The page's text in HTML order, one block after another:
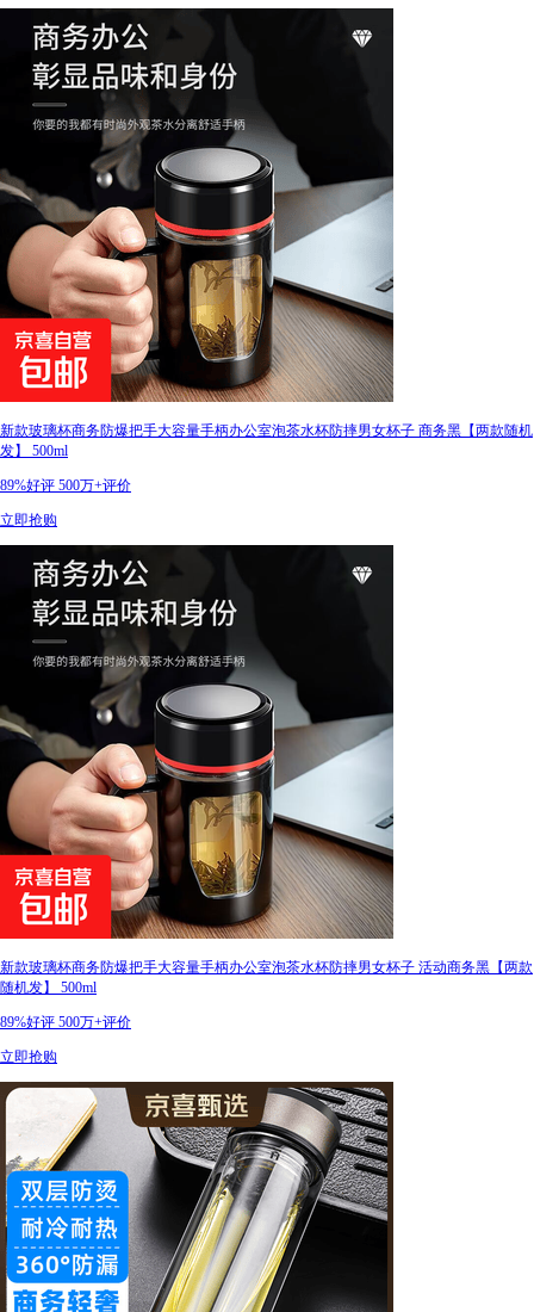
新款玻璃杯商务防爆把手大容量手柄办公室泡茶水杯防摔男女杯子 商务黑【两款随机
发】 500ml
89%好评 500万+评价
立即抢购
新款玻璃杯商务防爆把手大容量手柄办公室泡茶水杯防摔男女杯子 活动商务黑【两款
随机发】 500ml
89%好评 500万+评价
立即抢购